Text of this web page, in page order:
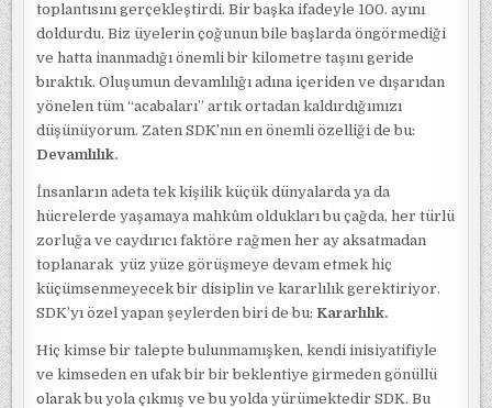
toplantısını gerçekleştirdi. Bir başka ifadeyle 100. ayını
doldurdu. Biz üyelerin çoğunun bile başlarda öngörmediği
ve hatta inanmadığı önemli bir kilometre taşını geride
bıraktık. Oluşumun devamlılığı adına içeriden ve dışarıdan
yönelen tüm “acabaları” artık ortadan kaldırdığımızı
düşünüyorum. Zaten SDK’nın en önemli özelliği de bu:
Devamlılık.
İnsanların adeta tek kişilik küçük dünyalarda ya da
hücrelerde yaşamaya mahkûm oldukları bu çağda, her türlü
zorluğa ve caydırıcı faktöre rağmen her ay aksatmadan
toplanarak yüz yüze görüşmeye devam etmek hiç
küçümsenmeyecek bir disiplin ve kararlılık gerektiriyor.
SDK’yı özel yapan şeylerden biri de bu:Kararlılık.
Hiç kimse bir talepte bulunmamışken, kendi inisiyatifiyle
ve kimseden en ufak bir bir beklentiye girmeden gönüllü
olarak bu yola çıkmış ve bu yolda yürümektedir SDK. Bu